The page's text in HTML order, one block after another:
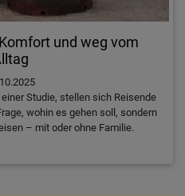
und weg vom
Studie, stellen sich Reisende
wohin es gehen soll, sondern
– mit oder ohne Familie.